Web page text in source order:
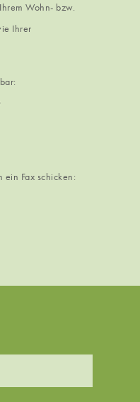
Wohn- bzw.
Ihrer
ein Fax schicken: